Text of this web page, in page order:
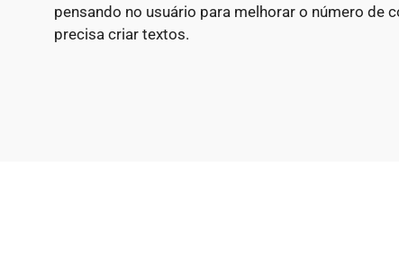
pensando no usuário para melhorar o número de
precisa criar textos.